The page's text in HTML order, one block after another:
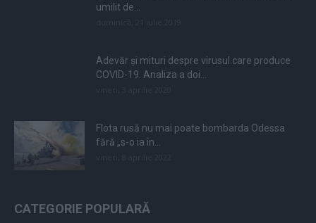
umilit de...
Adevăr și mituri despre virusul care produce
COVID-19. Analiza a doi...
Flota rusă nu mai poate bombarda Odessa
fără „s-o ia în...
CATEGORIE POPULARĂ